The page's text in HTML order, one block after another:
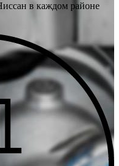
в каждом районе